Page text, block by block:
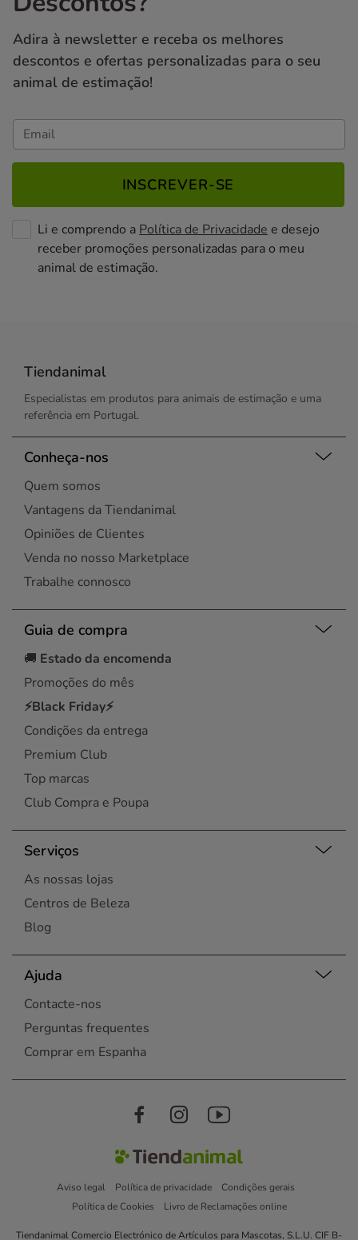
Adira à newsletter e receba os melhores
descontos e ofertas personalizadas para o seu
animal de estimação!
INSCREVER-SE
Li e comprendo a Política de Privacidade e desejo
receber promoções personalizadas para o meu
animal de estimação.
Tiendanimal
Especialistas em produtos para animais de estimação e uma
referência em Portugal.
Conheça-nos
Quem somos
Vantagens da Tiendanimal
Opiniões de Clientes
Venda no nosso Marketplace
Trabalhe connosco
Guia de compra
🚚 Estado da encomenda
Promoções do mês
⚡Black Friday⚡
Condições da entrega
Premium Club
Top marcas
Club Compra e Poupa
Serviços
As nossas lojas
Centros de Beleza
Blog
Ajuda
Contacte-nos
Perguntas frequentes
Comprar em Espanha
Aviso legal Política de privacidade
Condições gerais
Política de Cookies
Livro de Reclamações online
Tiendanimal Comercio Electrónico de Artículos para Mascotas, S.L.U. CIF B-